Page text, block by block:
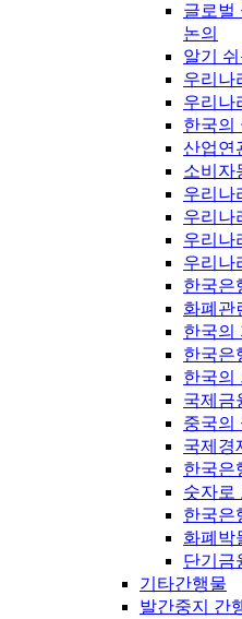
글로벌
논의
알기
우리나
우리나
한국의
산업연
소비자
우리나
우리나
우리나
우리나
한국은
화폐관
한국의
한국은
한국의
국제금
중국의
국제경
한국은
숫자로
한국은
화폐박
단기금
기타간행물
발간중지 간